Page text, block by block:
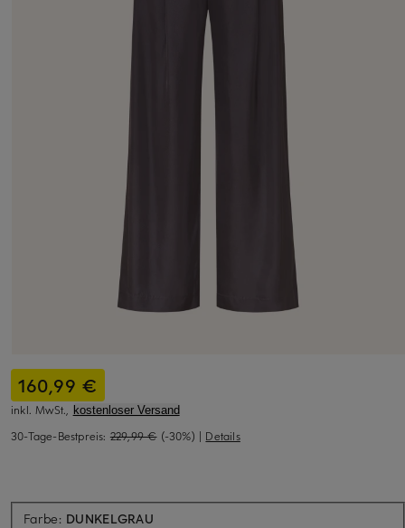
160,99 €
inkl. MwSt., kostenloser Versand
30-Tage-Bestpreis: 229,99 € (-30%) | Details
Farbe: DUNKELGRAU